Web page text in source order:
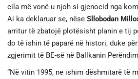
cila më vonë u njoh si gjenocid nga
Ai ka deklaruar se, nëse Sllobodan
arritur të zbatojë plotësisht planin e tij
do të ishin të paparë në histori, duke
zgjerimit të BE-së në Ballkanin
“Në vitin 1995, ne ishim dëshmitarë të